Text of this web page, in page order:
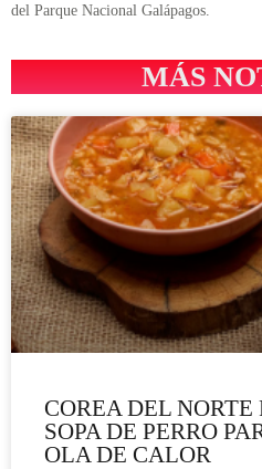
del Parque Nacional Galápagos.
MÁS
COREA DEL
SOPA DE PERRO
OLA DE CALOR